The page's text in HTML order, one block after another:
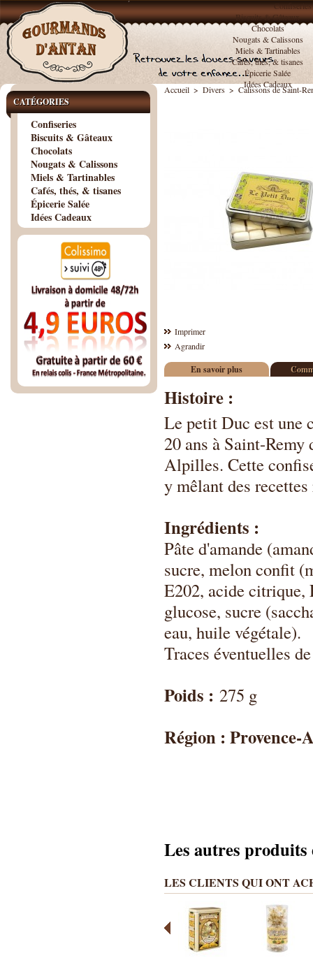
Confiseries
Biscuits & Gâteaux
Chocolats
Nougats & Calissons
Miels & Tartinables
Cafés, thés, & tisanes
Épicerie Salée
Idées Cadeaux
CATÉGORIES
Confiseries
Biscuits & Gâteaux
Chocolats
Nougats & Calissons
Miels & Tartinables
Cafés, thés, & tisanes
Épicerie Salée
Idées Cadeaux
Accueil > Divers > Calissons de Saint-
Imprimer
Agrandir
En savoir plus
Histoire :
Le petit Duc est une
20 ans à Saint-
Alpilles. Cette
y mêlant des
Ingrédients :
Pâte d'amande
sucre, melon confit
E202, acide citrique,
glucose, sucre
eau, huile végétale).
Traces éventuelles
Poids : 275 g
Région :
Les autres
LES CLIENTS QUI ONT